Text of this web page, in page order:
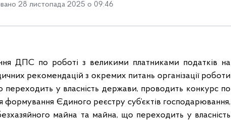
28 листопада 2025 о 09:46
ДПС по роботі з великими платниками податків на
рекомендацій з окремих питань організації роботи
у власність держави, проводить конкурс по
формування Єдиного реєстру суб’єктів господарювання,
майна та майна, що переходить у власність